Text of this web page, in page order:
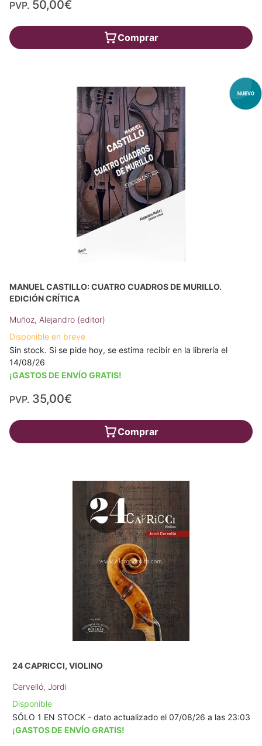
PVP. 50,00€
Comprar
MANUEL CASTILLO: CUATRO CUADROS DE MURILLO.
EDICIÓN CRÍTICA
Muñoz, Alejandro (editor)
Disponible en breve
Sin stock. Si se pide hoy, se estima recibir en la librería el
14/08/26
¡GASTOS DE ENVÍO GRATIS!
PVP. 35,00€
Comprar
24 CAPRICCI, VIOLINO
Cervelló, Jordi
Disponible
SÓLO 1 EN STOCK - dato actualizado el 07/08/26 a las 23:03
¡GASTOS DE ENVÍO GRATIS!